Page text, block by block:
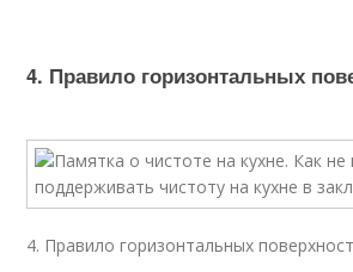
4. Правило горизонтальных
4. Правило горизонтальных